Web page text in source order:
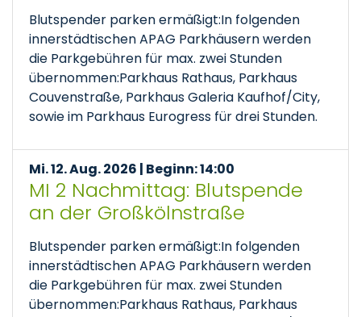
Blutspender parken ermäßigt:In folgenden
innerstädtischen APAG Parkhäusern werden
die Parkgebühren für max. zwei Stunden
übernommen:Parkhaus Rathaus, Parkhaus
Couvenstraße, Parkhaus Galeria Kaufhof/City,
sowie im Parkhaus Eurogress für drei Stunden.
Mi. 12. Aug. 2026 | Beginn: 14:00
MI 2 Nachmittag: Blutspende
an der Großkölnstraße
Blutspender parken ermäßigt:In folgenden
innerstädtischen APAG Parkhäusern werden
die Parkgebühren für max. zwei Stunden
übernommen:Parkhaus Rathaus, Parkhaus